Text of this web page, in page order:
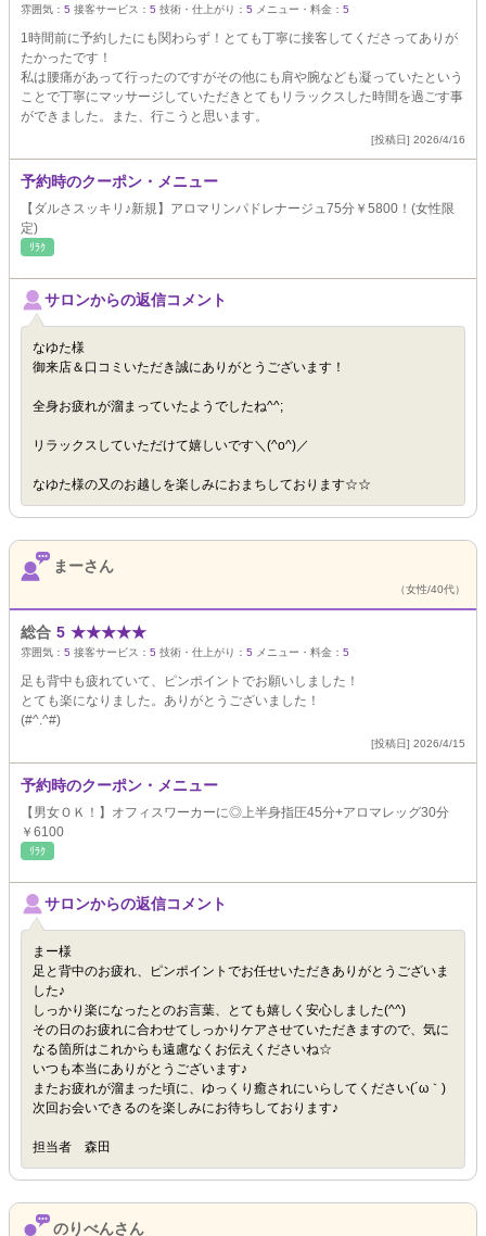
雰囲気： 5 接客サービス： 5 技術・仕上がり： 5 メニュー・料金： 5
1時間前に予約したにも関わらず！とても丁寧に接客してくださってありが
たかったです！
私は腰痛があって行ったのですがその他にも肩や腕なども凝っていたという
ことで丁寧にマッサージしていただきとてもリラックスした時間を過ごす事
ができました。また、行こうと思います。
[投稿日] 2026/4/16
予約時のクーポン・メニュー
【ダルさスッキリ♪新規】アロマリンパドレナージュ75分￥5800！(女性限
定)
ﾘﾗｸ
サロンからの返信コメント
なゆた様
御来店＆口コミいただき誠にありがとうございます！
全身お疲れが溜まっていたようでしたね^^;
リラックスしていただけて嬉しいです＼(^o^)／
なゆた様の又のお越しを楽しみにおまちしております☆☆
まーさん
（女性/40代）
総合 5 ★★★★★
雰囲気： 5 接客サービス： 5 技術・仕上がり： 5 メニュー・料金： 5
足も背中も疲れていて、ピンポイントでお願いしました！
とても楽になりました。ありがとうございました！
(#^.^#)
[投稿日] 2026/4/15
予約時のクーポン・メニュー
【男女ＯＫ！】オフィスワーカーに◎上半身指圧45分+アロマレッグ30分
￥6100
ﾘﾗｸ
サロンからの返信コメント
まー様
足と背中のお疲れ、ピンポイントでお任せいただきありがとうございま
した♪
しっかり楽になったとのお言葉、とても嬉しく安心しました(^^)
その日のお疲れに合わせてしっかりケアさせていただきますので、気に
なる箇所はこれからも遠慮なくお伝えくださいね☆
いつも本当にありがとうございます♪
またお疲れが溜まった頃に、ゆっくり癒されにいらしてください(´ω｀)
次回お会いできるのを楽しみにお待ちしております♪
担当者 森田
のりべんさん